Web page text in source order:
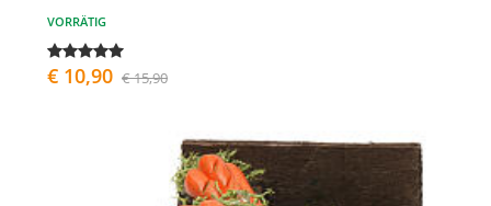
VORRÄTIG
€ 10,90 € 15,90